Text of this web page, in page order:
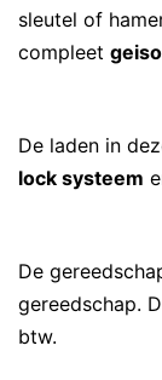
sleutel of
compleet
De laden in
lock systeem
De
gereedschap.
btw.